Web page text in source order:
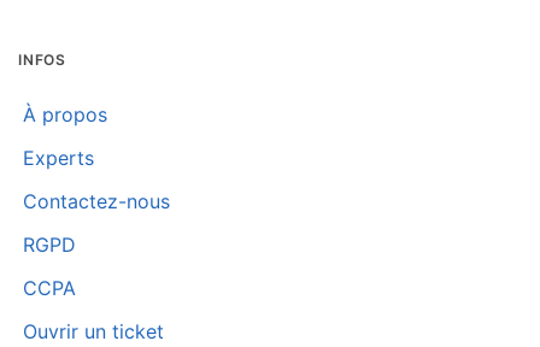
INFOS
À propos
Experts
Contactez-nous
RGPD
CCPA
Ouvrir un ticket